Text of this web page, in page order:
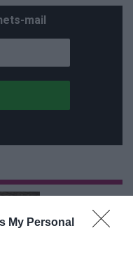
My Personal
mail